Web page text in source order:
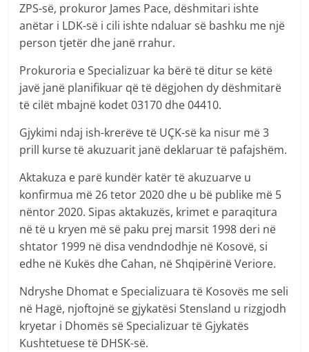
ZPS-së, prokuror James Pace, dëshmitari ishte
anëtar i LDK-së i cili ishte ndaluar së bashku me një
person tjetër dhe janë rrahur.
Prokuroria e Specializuar ka bërë të ditur se këtë
javë janë planifikuar që të dëgjohen dy dëshmitarë
të cilët mbajnë kodet 03170 dhe 04410.
Gjykimi ndaj ish-krerëve të UÇK-së ka nisur më 3
prill kurse të akuzuarit janë deklaruar të pafajshëm.
Aktakuza e parë kundër katër të akuzuarve u
konfirmua më 26 tetor 2020 dhe u bë publike më 5
nëntor 2020. Sipas aktakuzës, krimet e paraqitura
në të u kryen më së paku prej marsit 1998 deri në
shtator 1999 në disa vendndodhje në Kosovë, si
edhe në Kukës dhe Cahan, në Shqipërinë Veriore.
Ndryshe Dhomat e Specializuara të Kosovës me seli
në Hagë, njoftojnë se gjykatësi Stensland u rizgjodh
kryetar i Dhomës së Specializuar të Gjykatës
Kushtetuese të DHSK-së.